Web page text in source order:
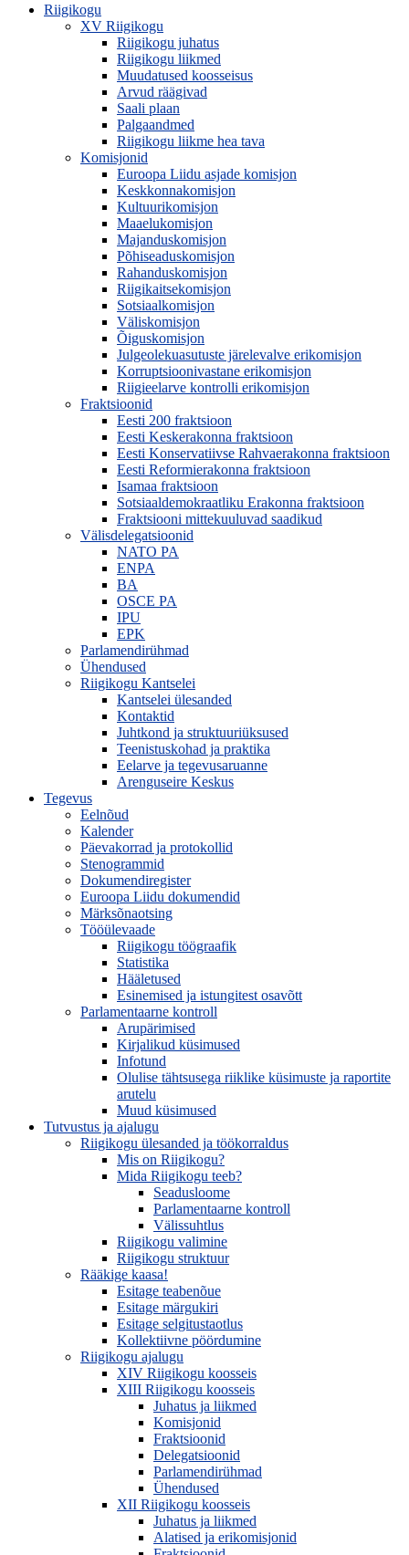
Riigikogu
XV Riigikogu
Riigikogu juhatus
Riigikogu liikmed
Muudatused koosseisus
Arvud räägivad
Saali plaan
Palgaandmed
Riigikogu liikme hea tava
Komisjonid
Euroopa Liidu asjade komisjon
Keskkonnakomisjon
Kultuurikomisjon
Maaelukomisjon
Majanduskomisjon
Põhiseaduskomisjon
Rahanduskomisjon
Riigikaitsekomisjon
Sotsiaalkomisjon
Väliskomisjon
Õiguskomisjon
Julgeolekuasutuste järelevalve erikomisjon
Korruptsioonivastane erikomisjon
Riigieelarve kontrolli erikomisjon
Fraktsioonid
Eesti 200 fraktsioon
Eesti Keskerakonna fraktsioon
Eesti Konservatiivse Rahvaerakonna fraktsioon
Eesti Reformierakonna fraktsioon
Isamaa fraktsioon
Sotsiaaldemokraatliku Erakonna fraktsioon
Fraktsiooni mittekuuluvad saadikud
Välisdelegatsioonid
NATO PA
ENPA
BA
OSCE PA
IPU
EPK
Parlamendirühmad
Ühendused
Riigikogu Kantselei
Kantselei ülesanded
Kontaktid
Juhtkond ja struktuuriüksused
Teenistuskohad ja praktika
Eelarve ja tegevusaruanne
Arenguseire Keskus
Tegevus
Eelnõud
Kalender
Päevakorrad ja protokollid
Stenogrammid
Dokumendiregister
Euroopa Liidu dokumendid
Märksõnaotsing
Tööülevaade
Riigikogu töögraafik
Statistika
Hääletused
Esinemised ja istungitest osavõtt
Parlamentaarne kontroll
Arupärimised
Kirjalikud küsimused
Infotund
Olulise tähtsusega riiklike küsimuste ja raportite
arutelu
Muud küsimused
Tutvustus ja ajalugu
Riigikogu ülesanded ja töökorraldus
Mis on Riigikogu?
Mida Riigikogu teeb?
Seadusloome
Parlamentaarne kontroll
Välissuhtlus
Riigikogu valimine
Riigikogu struktuur
Rääkige kaasa!
Esitage teabenõue
Esitage märgukiri
Esitage selgitustaotlus
Kollektiivne pöördumine
Riigikogu ajalugu
XIV Riigikogu koosseis
XIII Riigikogu koosseis
Juhatus ja liikmed
Komisjonid
Fraktsioonid
Delegatsioonid
Parlamendirühmad
Ühendused
XII Riigikogu koosseis
Juhatus ja liikmed
Alatised ja erikomisjonid